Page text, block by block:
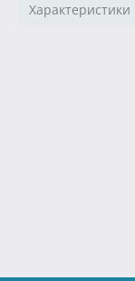
Характеристики